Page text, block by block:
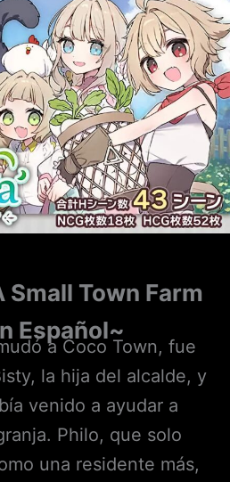
Small Town Farm
Español~
a Coco Town, fue
la hija del alcalde, y
venido a ayudar a
Philo, que solo
una residente más,